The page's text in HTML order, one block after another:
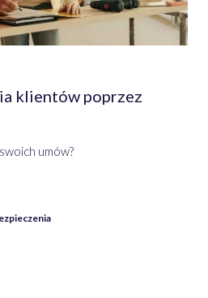
klientów poprzez
umów?